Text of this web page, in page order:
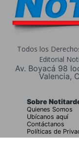
Todos los
Editorial
Av. Boyacá 98
Valencia,
Sobre
Quienes Somos
Ubícanos aquí
Contáctanos
Políticas de